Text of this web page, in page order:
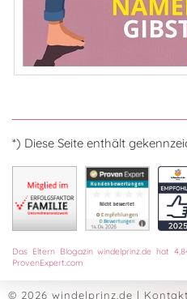
*) Diese Seite enthält
Das Eltern Blogazin windelprinz.de hat
ProvenExpert.com
© 2026 windelprinz.de | Kontakt